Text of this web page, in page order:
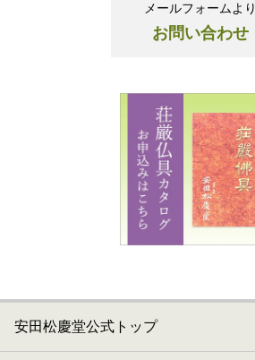
メールフォームより
お問い合わせ
安田松慶堂公式トップ